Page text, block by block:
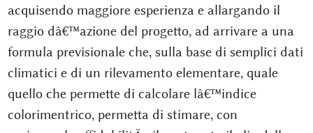
acquisendo maggiore esperienza e allargando il
raggio dâ€™azione del progetto, ad arrivare a una
formula previsionale che, sulla base di semplici dati
climatici e di un rilevamento elementare, quale
quello che permette di calcolare lâ€™indice
colorimentrico, permetta di stimare, con